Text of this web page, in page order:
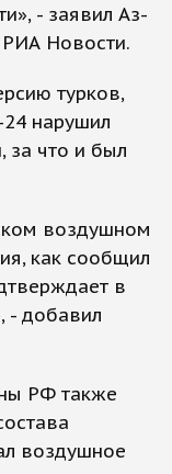
- заявил Аз-
РИА Новости.
турков,
24 нарушил
за что и был
воздушном
как сообщил
в
- добавил
РФ также
воздушное